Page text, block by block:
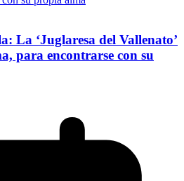
La ‘Juglaresa del Vallenato’
para encontrarse con su